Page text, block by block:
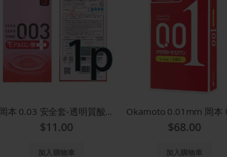
岡本 0.03 安全套-透明質酸 1 片散裝
$11.00
加入購物車
$68.00
加入購物車